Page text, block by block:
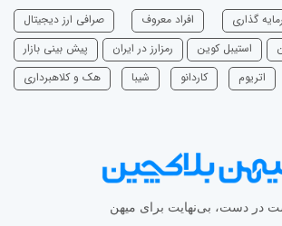
گذاری افراد معروف
صرافی ارز دیجیتال
استیبل کوین رمزارز در ایران
پیش بینی بازار
اتریوم ‌کاردانو شیبا هک و کلاهبرداری
در دست، بی‌نهایت برای میهن